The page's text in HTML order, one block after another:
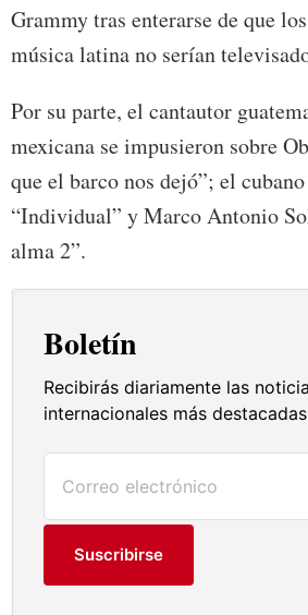
Grammy tras enterarse de que
música latina no serían
Por su parte, el cantautor
mexicana se impusieron sobre
que el barco nos dejó”; el
“Individual” y Marco Antonio
alma 2”.
Boletín
Recibirás diariamente las
internacionales más
Suscribirse